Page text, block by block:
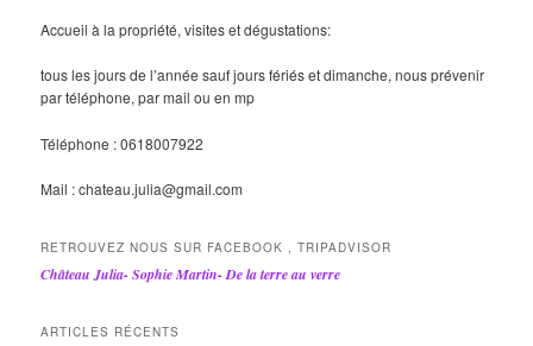
Accueil à la propriété, visites et dégustations:
tous les jours de l’année sauf jours fériés et dimanche, nous prévenir
par téléphone, par mail ou en mp
Téléphone : 0618007922
Mail : chateau.julia@gmail.com
RETROUVEZ NOUS SUR FACEBOOK , TRIPADVISOR
Château Julia- Sophie Martin- De la terre au verre
ARTICLES RÉCENTS